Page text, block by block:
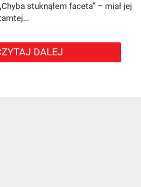
stuknąłem faceta” – miał jej
DALEJ